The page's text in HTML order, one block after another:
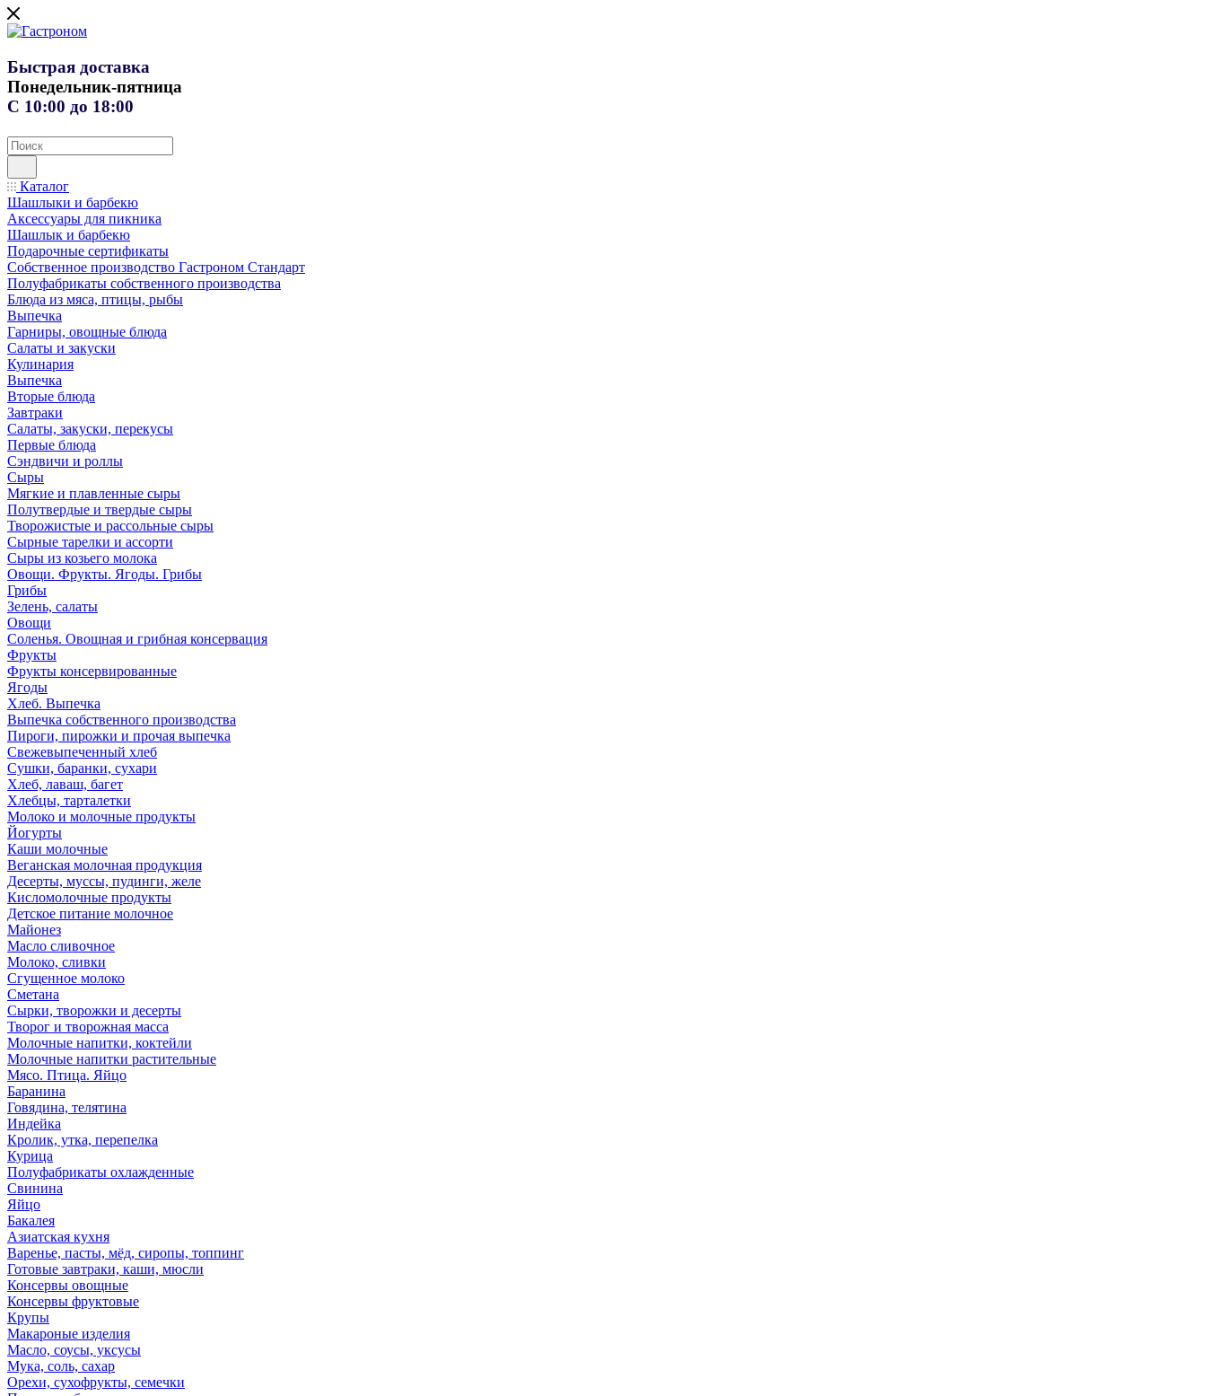
Быстрая доставка
Понедельник-пятница
С 10:00 до 18:00
Каталог
Шашлыки и барбекю
Аксессуары для пикника
Шашлык и барбекю
Подарочные сертификаты
Собственное производство Гастроном Стандарт
Полуфабрикаты собственного производства
Блюда из мяса, птицы, рыбы
Выпечка
Гарниры, овощные блюда
Салаты и закуски
Кулинария
Выпечка
Вторые блюда
Завтраки
Салаты, закуски, перекусы
Первые блюда
Сэндвичи и роллы
Сыры
Мягкие и плавленные сыры
Полутвердые и твердые сыры
Творожистые и рассольные сыры
Сырные тарелки и ассорти
Сыры из козьего молока
Овощи. Фрукты. Ягоды. Грибы
Грибы
Зелень, салаты
Овощи
Соленья. Овощная и грибная консервация
Фрукты
Фрукты консервированные
Ягоды
Хлеб. Выпечка
Выпечка собственного производства
Пироги, пирожки и прочая выпечка
Свежевыпеченный хлеб
Сушки, баранки, сухари
Хлеб, лаваш, багет
Хлебцы, тарталетки
Молоко и молочные продукты
Йогурты
Каши молочные
Веганская молочная продукция
Десерты, муссы, пудинги, желе
Кисломолочные продукты
Детское питание молочное
Майонез
Масло сливочное
Молоко, сливки
Сгущенное молоко
Сметана
Сырки, творожки и десерты
Творог и творожная масса
Молочные напитки, коктейли
Молочные напитки растительные
Мясо. Птица. Яйцо
Баранина
Говядина, телятина
Индейка
Кролик, утка, перепелка
Курица
Полуфабрикаты охлажденные
Свинина
Яйцо
Бакалея
Азиатская кухня
Варенье, пасты, мёд, сиропы, топпинг
Готовые завтраки, каши, мюсли
Консервы овощные
Консервы фруктовые
Крупы
Макароные изделия
Масло, соусы, уксусы
Мука, соль, сахар
Орехи, сухофрукты, семечки